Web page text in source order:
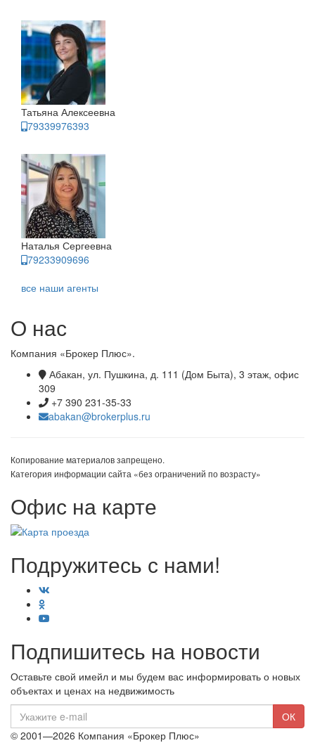
Татьяна Алексеевна
79339976393
Наталья Сергеевна
79233909696
все наши агенты
О нас
Компания «Брокер Плюс».
Абакан, ул. Пушкина, д. 111 (Дом Быта), 3 этаж, офис
309
+7 390 231-35-33
abakan@brokerplus.ru
Копирование материалов запрещено.
Категория информации сайта «без ограничений по возрасту»
Офис на карте
Подружитесь с нами!
Подпишитесь на новости
Оставьте свой имейл и мы будем вас информировать о новых
объектах и ценах на недвижимость
mail
ОК
© 2001—2026 Компания «Брокер Плюс»